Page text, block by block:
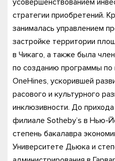
усовершенствованием
стратегии приобретений.
занималась управлением
застройке территории
в Чикаго, а также была
по созданию программы
OneHines, ускорившей
расового и культурного
инклюзивности. До
филиале Sotheby’s в Нью-
степень бакалавра
Университете Дьюка и